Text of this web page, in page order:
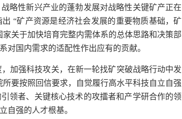
略性新兴产业的蓬勃发展对战略性关键矿产正在
“矿产资源是经济社会发展的重要物质基础，矿
关于加快培育完整内需体系的总体思路和决策部
对国内需求的适配性作出应有的贡献。
加强科技攻关，在新一轮找矿突破战略行动中发
要按照回信要求，自觉履行高水平科技自立自强
领者、关键核心技术的攻擂者和产学研合作的领
自强的人才根基。